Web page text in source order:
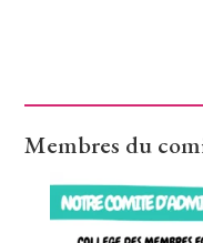
Membres du